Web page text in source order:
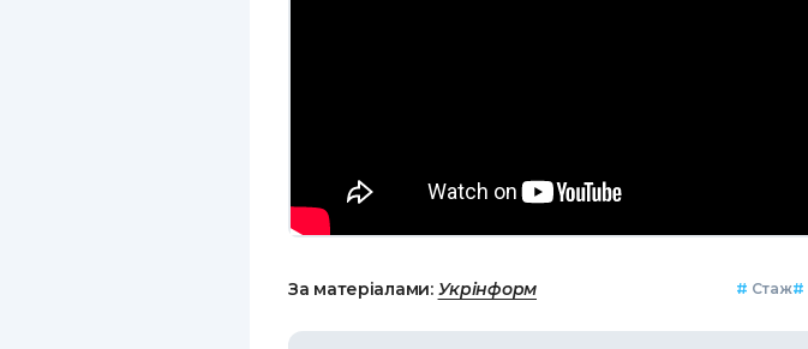
За матеріалами: Укрінформ # Стаж#